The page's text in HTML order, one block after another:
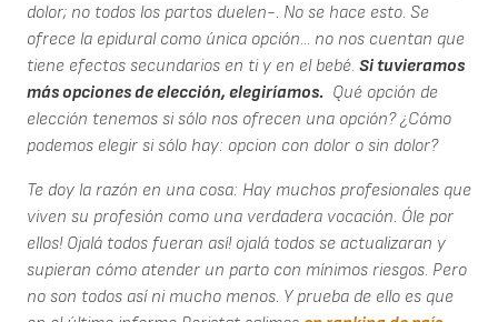
dolor; no todos los partos duelen-. No se hace esto. Se
ofrece la epidural como única opción... no nos cuentan que
tiene efectos secundarios en ti y en el bebé. Si tuvieramos
más opciones de elección, elegiríamos. Qué opción de
elección tenemos si sólo nos ofrecen una opción? ¿Cómo
podemos elegir si sólo hay: opcion con dolor o sin dolor?
Te doy la razón en una cosa: Hay muchos profesionales que
viven su profesión como una verdadera vocación. Óle por
ellos! Ojalá todos fueran así! ojalá todos se actualizaran y
supieran cómo atender un parto con mínimos riesgos. Pero
no son todos así ni mucho menos. Y prueba de ello es que